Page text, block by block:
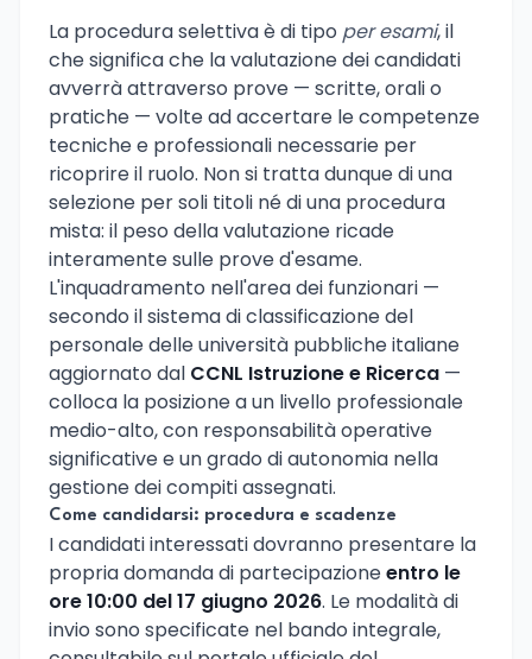
La procedura selettiva è di tipo per esami, il
che significa che la valutazione dei candidati
avverrà attraverso prove — scritte, orali o
pratiche — volte ad accertare le competenze
tecniche e professionali necessarie per
ricoprire il ruolo. Non si tratta dunque di una
selezione per soli titoli né di una procedura
mista: il peso della valutazione ricade
interamente sulle prove d'esame.
L'inquadramento nell'area dei funzionari —
secondo il sistema di classificazione del
personale delle università pubbliche italiane
aggiornato dal CCNL Istruzione e Ricerca —
colloca la posizione a un livello professionale
medio-alto, con responsabilità operative
significative e un grado di autonomia nella
gestione dei compiti assegnati.
Come candidarsi: procedura e scadenze
I candidati interessati dovranno presentare la
propria domanda di partecipazioneentro le
ore 10:00 del 17 giugno 2026. Le modalità di
invio sono specificate nel bando integrale,